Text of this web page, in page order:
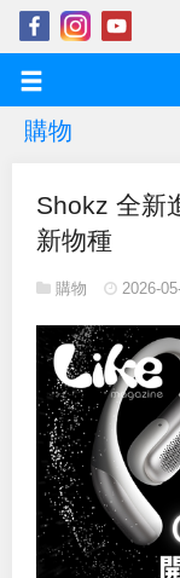
購物
Shokz 全新
新物種
購物 2026-